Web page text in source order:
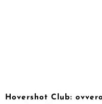
Hovershot Club: